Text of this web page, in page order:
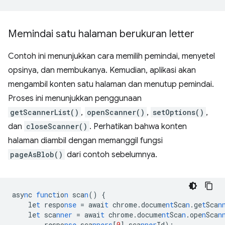
Memindai satu halaman berukuran letter
Contoh ini menunjukkan cara memilih pemindai, menyetel
opsinya, dan membukanya. Kemudian, aplikasi akan
mengambil konten satu halaman dan menutup pemindai.
Proses ini menunjukkan penggunaan
getScannerList() , openScanner() , setOptions() ,
dan closeScanner() . Perhatikan bahwa konten
halaman diambil dengan memanggil fungsi
pageAsBlob() dari contoh sebelumnya.
async function scan()
{
let response = await chrome.documentScan .getSca
let scanner = await chrome.documentScan .openSca